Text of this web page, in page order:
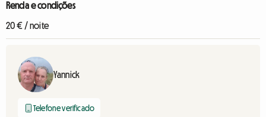
Renda e condições
20 € / noite
Yannick
Telefone verificado